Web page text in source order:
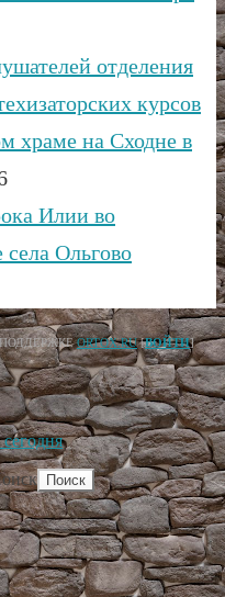
отделения
курсов
храме на Сходне в
Илии во
Ольгово
ORTOX.RU[ВОЙТИ]